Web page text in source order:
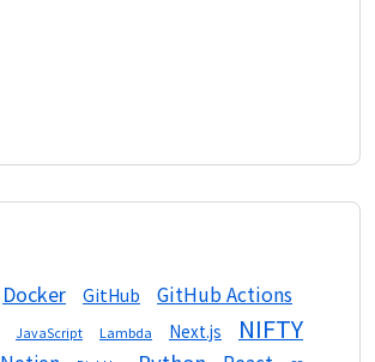
Docker GitHub GitHub Actions
JavaScript Lambda Next.js
NIFTY